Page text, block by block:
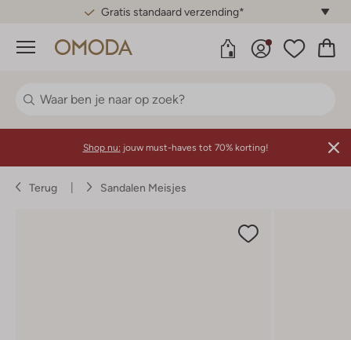
Gratis standaard verzending*
Menu
Shop nu: jouw must-haves tot 70% korting!
Terug Sandalen Meisjes